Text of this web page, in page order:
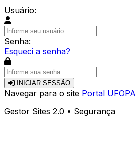
Usuário:
Senha:
Esqueci a senha?
INICIAR SESSÃO
Navegar para o site Portal UFOPA
Gestor Sites 2.0 • Segurança